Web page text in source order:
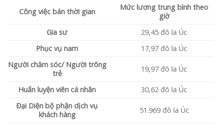
Công việc bán thời gian
Mức lương trung bình theo
giờ
Gia sư
29,45 đô la Úc
Phục vụ nam
17,97 đô la Úc
Người chăm sóc/ Người trông
trẻ
19,97 đô la Úc
Huấn luyện viên cá nhân
30,62 đô la Úc
Đại Diện bộ phận dịch vụ
khách hàng
51.969 đô la Úc